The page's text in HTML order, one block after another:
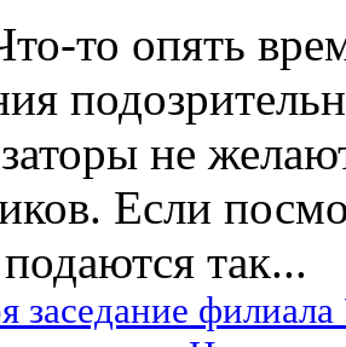
то опять
не
Если
так...
заседание